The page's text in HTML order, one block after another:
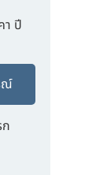
า ปี
ณ์